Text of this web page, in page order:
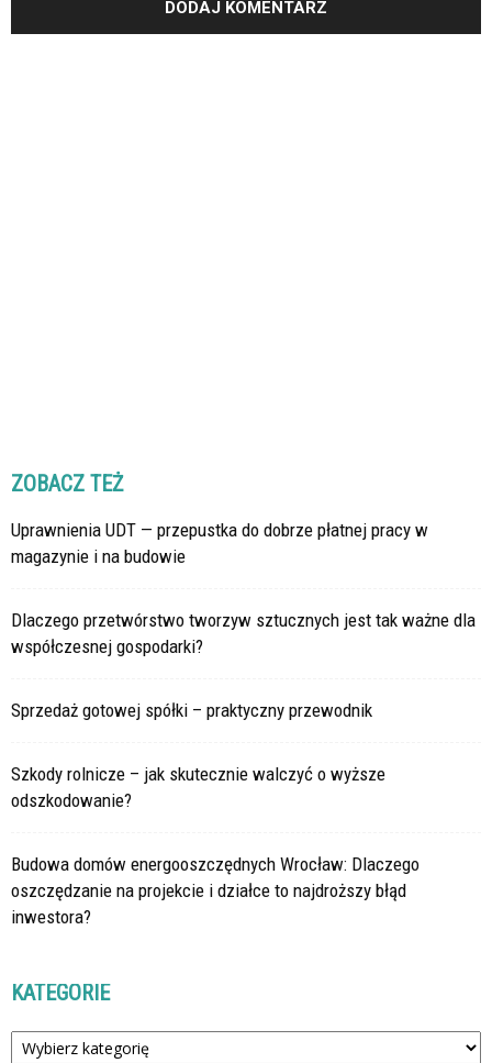
ZOBACZ TEŻ
Uprawnienia UDT — przepustka do dobrze płatnej pracy w
magazynie i na budowie
Dlaczego przetwórstwo tworzyw sztucznych jest tak ważne dla
współczesnej gospodarki?
Sprzedaż gotowej spółki – praktyczny przewodnik
Szkody rolnicze – jak skutecznie walczyć o wyższe
odszkodowanie?
Budowa domów energooszczędnych Wrocław: Dlaczego
oszczędzanie na projekcie i działce to najdroższy błąd
inwestora?
KATEGORIE
Kategorie